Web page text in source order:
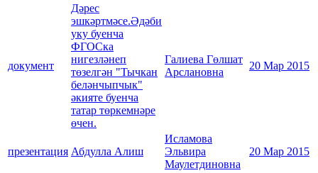
документ
Дәрес
эшкәртмәсе.Әдәби
уку буенча
ФГОСка
нигезләнеп
төзелгән "Тычкан
беләнчыпчык"
әкияте буенча
татар төркемнәре
өчен.
Галиева Гөлшат
Арслановна
20 Мар 2015
презентация Абдулла Алиш
Исламова
Эльвира
Маулетдиновна
20 Мар 2015